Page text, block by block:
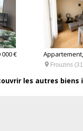
€ Appartement,
 Frouzins
les autres